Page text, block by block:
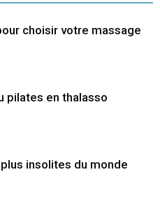
choisir votre massage
pilates en thalasso
insolites du monde